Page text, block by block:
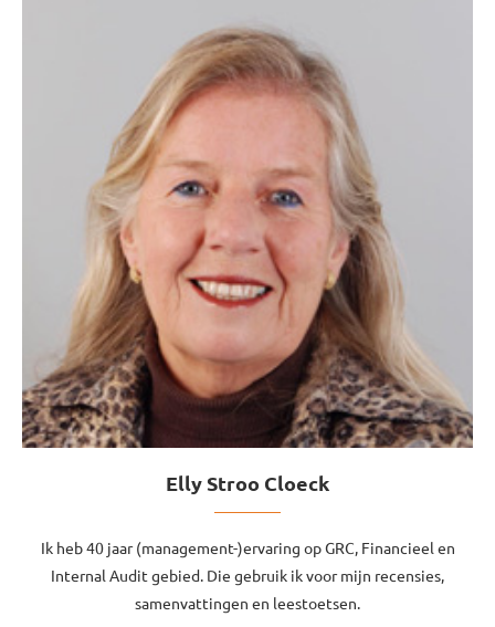
Elly Stroo Cloeck
Ik heb 40 jaar (management-)ervaring op GRC, Financieel en
Internal Audit gebied. Die gebruik ik voor mijn recensies,
samenvattingen en leestoetsen.